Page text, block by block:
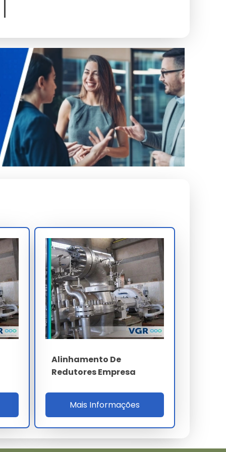
Alinhamento De
Redutores Empresa
Mais Informações